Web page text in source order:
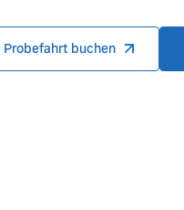
Probefahrt buchen